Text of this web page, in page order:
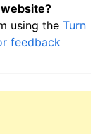
using the Turn
feedback